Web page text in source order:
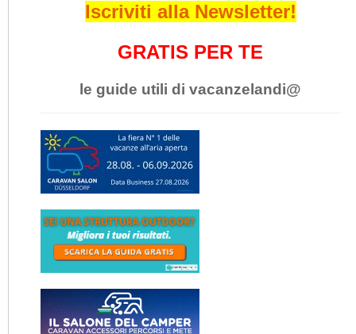
Iscriviti alla Newsletter!
GRATIS PER TE
le guide utili di vacanzelandi@